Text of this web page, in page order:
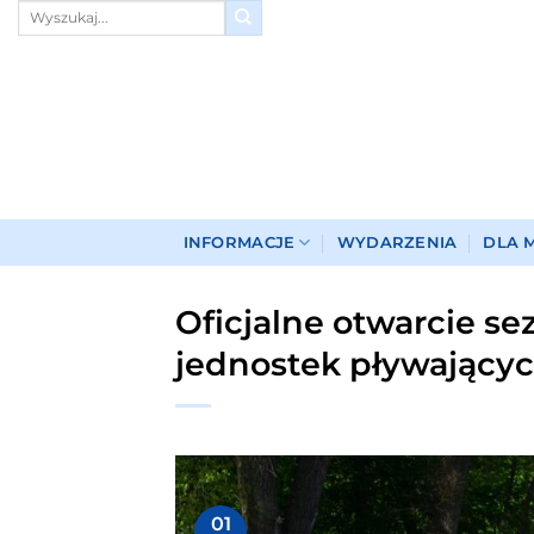
Przewiń
INFORMACJE WYDARZENIA DLA
Oficjalne otwarcie
jednostek
01